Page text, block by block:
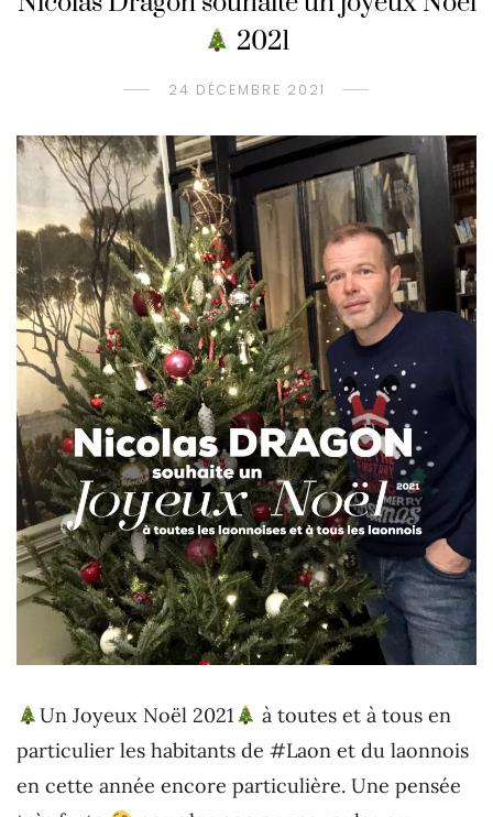
2021
24 DÉCEMBRE 2021
Un Joyeux Noël 2021
à toutes et à tous en
particulier les habitants de #Laon et du laonnois
en cette année encore particulière. Une pensée